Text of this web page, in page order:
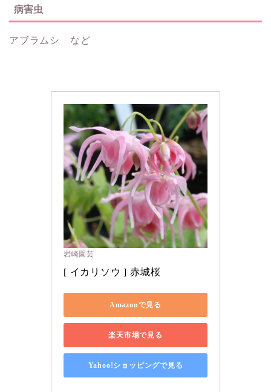
病害虫
アブラムシ など
岩崎園芸
[ イカリソウ ] 赤城桜
Amazonで見る
楽天市場で見る
Yahoo!ショッピングで見る